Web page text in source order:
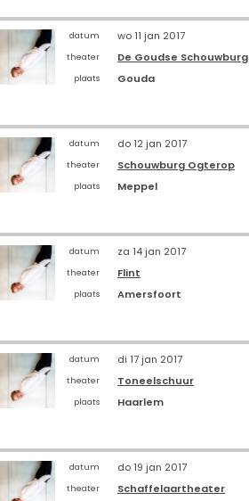
datum wo 11 jan 2017
theater De Goudse Schouwburg
plaats
Gouda
datum do 12 jan 2017
theater Schouwburg Ogterop
plaats
Meppel
datum za 14 jan 2017
theater Flint
plaats
Amersfoort
datum di 17 jan 2017
theater Toneelschuur
plaats
Haarlem
datum do 19 jan 2017
theater Schaffelaartheater